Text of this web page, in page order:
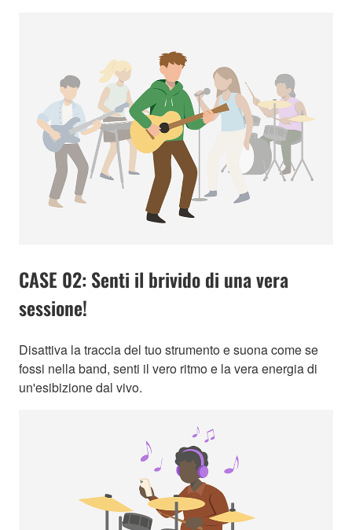
CASE 02: Senti il brivido di una vera
sessione!
Disattiva la traccia del tuo strumento e suona come se
fossi nella band, senti il vero ritmo e la vera energia di
un'esibizione dal vivo.